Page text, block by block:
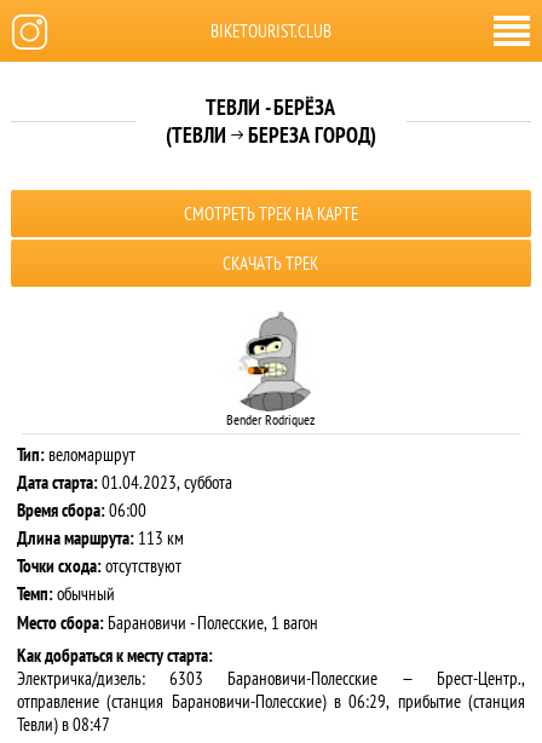
BIKETOURIST.CLUB
ТЕВЛИ - БЕРЁЗА
(ТЕВЛИ БЕРЕЗА ГОРОД)
СМОТРЕТЬ ТРЕК НА КАРТЕ
СКАЧАТЬ ТРЕК
Bender Rodriquez
Тип:веломаршрут
Дата старта:01.04.2023, суббота
Время сбора:06:00
Длина маршрута:113 км
Точки схода:отсутствуют
Темп:обычный
Место сбора:Барановичи - Полесские, 1 вагон
Как добраться к месту старта:
Электричка/дизель: 6303 Барановичи-Полесские — Брест-Центр.,
отправление (станция Барановичи-Полесские) в 06:29, прибытие (станция
Тевли) в 08:47